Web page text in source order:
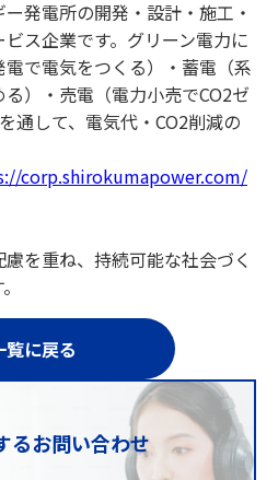
発電所の開発・設計・施工・
ス企業です。グリーン電力に
で電気をつくる）・蓄電（系
）・売電（電力小売でCO2ゼ
通して、電気代・CO2削減の
corp.shirokumapower.com/
を重ね、持続可能な社会づく
覧に戻る
るお問い合わせ